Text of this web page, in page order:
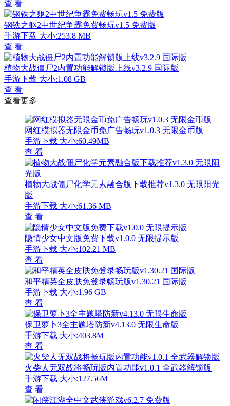
查 看
钢铁之躯2中世纪争霸免费畅玩v1.5 免费版
手游下载 大小:253.8 MB
查 看
植物大战僵尸2内置功能解锁版上线v3.2.9 国际版
手游下载 大小:1.08 GB
查 看
查看更多
网红模拟器无限金币免广告畅玩v1.0.3 无限金币版
手游下载 大小:60.49MB
查 看
植物大战僵尸化学元素融合版下载推荐v1.3.0 无限阳光
版
手游下载 大小:61.36 MB
查 看
隐情少女中文版免费下载v1.0.0 无限提示版
手游下载 大小:102.21 MB
查 看
和平精英全皮肤免登录畅玩版v1.30.21 国际版
手游下载 大小:1.96 GB
查 看
保卫萝卜3全主题塔防新v4.13.0 无限生命版
手游下载 大小:403.8M
查 看
火柴人无双战将畅玩版内置功能v1.0.1 全武器解锁版
手游下载 大小:127.56M
查 看